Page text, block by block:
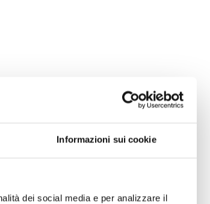
Informazioni sui cookie
dei social media e per analizzare il